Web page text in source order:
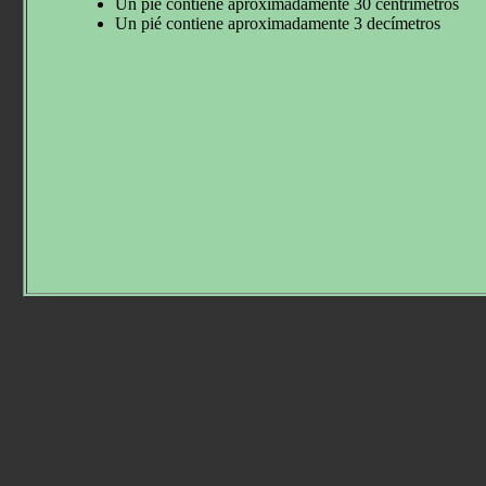
Un pié contiene aproximadamente 30 centrimetros
Un pié contiene aproximadamente 3 decímetros